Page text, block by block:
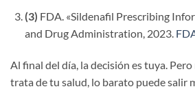
(3) FDA. «Sildenafil Prescribing
and Drug Administration, 2023.
Al final del día, la decisión es tuya.
trata de tu salud, lo barato puede salir